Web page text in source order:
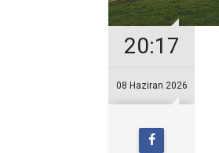
20:17
08 Haziran 2026